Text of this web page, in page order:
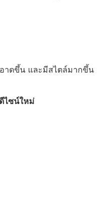
าดขึ้น และมีสไตล์มากขึ้น
ไซน์ใหม่